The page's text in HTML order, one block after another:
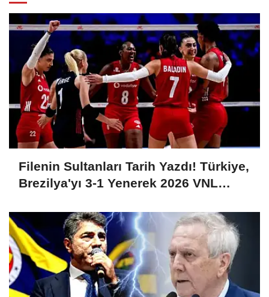
Filenin Sultanları Tarih Yazdı! Türkiye,
Brezilya'yı 3-1 Yenerek 2026 VNL